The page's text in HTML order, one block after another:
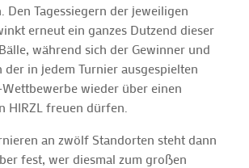
Den Tagessiegern der jeweiligen
erneut ein ganzes Dutzend dieser
während sich der Gewinner und
der in jedem Turnier ausgespielten
wieder über einen
HIRZL freuen dürfen.
an zwölf Standorten steht dann
fest, wer diesmal zum großen